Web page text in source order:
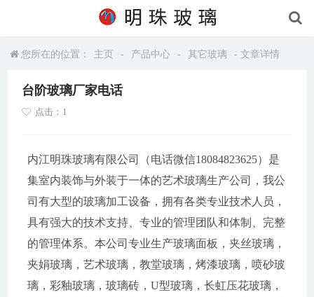
您所在的位置： 主页 - 产品中心 - 其它玻璃 - 文章详情
台阶玻璃厂家电话
点击：1
内江明珠玻璃有限公司（电话微信18084823625）是
集室内装饰与外装于一体的艺术玻璃生产公司，我公
司有大型的玻璃加工设备，拥有各类专业技术人员，
具有强大的技术支持、专业的管理团队和体制、完整
的管理体系。本公司专业生产玻璃面板，夹丝玻璃，
夹娟玻璃，艺术玻璃，教堂玻璃，烤漆玻璃，喷砂玻
璃，彩釉玻璃，玻璃砖，U型玻璃，长虹压花玻璃，